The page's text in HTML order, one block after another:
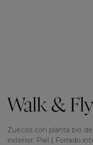
Walk &
Zuecos con planta bio
exterior: Piel | Forrado